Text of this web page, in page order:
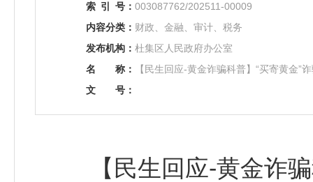
索 引 号： 003087762/202511-00009
内容分类： 财政、金融、审计、税务
发布机构： 杜集区人民政府办公室
名
称：
【民生回应-黄金诈骗科普】“买寄黄金”
文
号：
【民生回应-黄金诈